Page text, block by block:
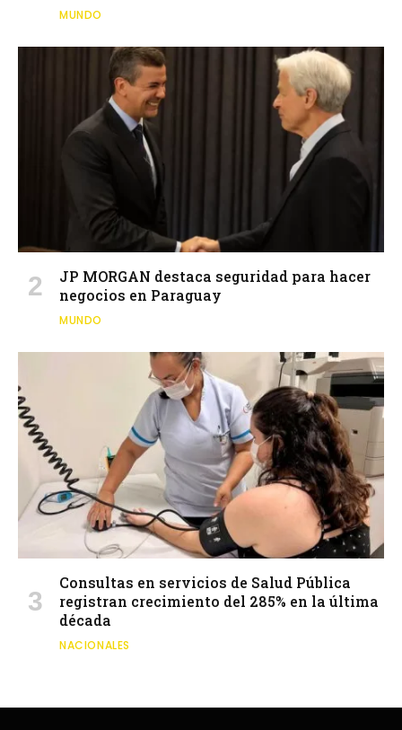
MUNDO
JP MORGAN destaca seguridad para hacer
negocios en Paraguay
MUNDO
Consultas en servicios de Salud Pública
registran crecimiento del 285% en la última
década
NACIONALES